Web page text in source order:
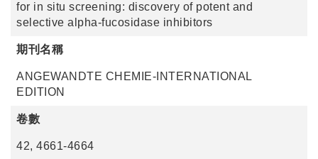
for in situ screening: discovery of potent and
selective alpha-fucosidase inhibitors
期刊名稱
ANGEWANDTE CHEMIE-INTERNATIONAL
EDITION
卷數
42, 4661-4664